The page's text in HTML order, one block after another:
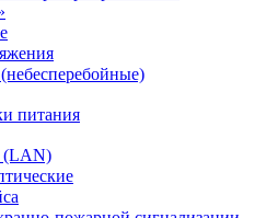
питания
(LAN)